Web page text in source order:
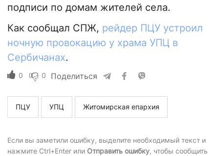
подписи по домам жителей села.
Как сообщал СПЖ, рейдер ПЦУ устроил
ночную провокацию у храма УПЦ в
Сербичанах.
0 0 Поделиться
ПЦУ УПЦ Житомирская епархия
Если вы заметили ошибку, выделите необходимый текст и
нажмите Ctrl+Enter или Отправить ошибку, чтобы сообщить